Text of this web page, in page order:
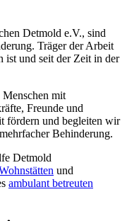
Detmold e.V., sind
Träger der Arbeit
ist und seit der Zeit in der
mit
Freunde und
fördern und begleiten wir
Behinderung.
Detmold
und
ambulant betreuten